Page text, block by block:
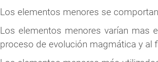
Los elementos menores se
Los elementos menores varían mas
proceso de evolución magmática y al